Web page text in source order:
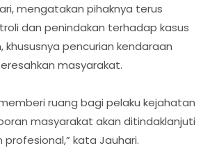
mengatakan pihaknya terus
dan penindakan terhadap kasus
khususnya pencurian kendaraan
masyarakat.
ruang bagi pelaku kejahatan
masyarakat akan ditindaklanjuti
kata Jauhari.